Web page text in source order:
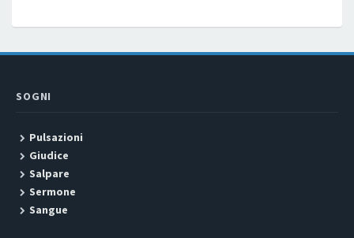
SOGNI
Pulsazioni
Giudice
Salpare
Sermone
Sangue